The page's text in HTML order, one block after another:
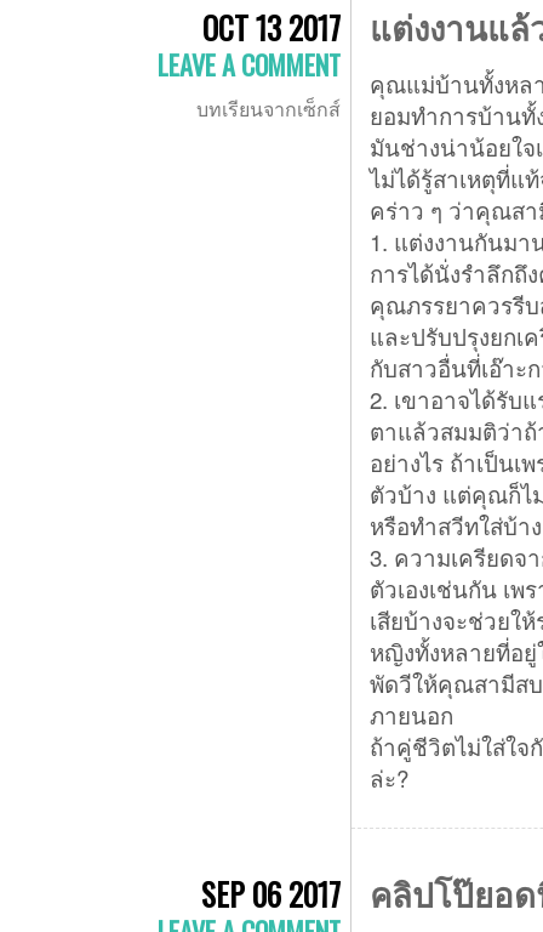
OCT 13 2017
LEAVE A COMMENT
บทเรียนจากเซ็กส์
แต่งงานแล้
คุณแม่บ้านทั้งหลา
ยอมทำการบ้านทั้
มันช่างน่าน้อยใจ
ไม่ได้รู้สาเหตุที่แ
คร่าว ๆ ว่าคุณส
1. แต่งงานกันม
การได้นั่งรำลึกถึ
คุณภรรยาควรรีบ
และปรับปรุงยกเ
กับสาวอื่นที่เอ๊าะ
2. เขาอาจได้รับ
ตาแล้วสมมติว่าถ้
อย่างไร ถ้าเป็นเ
ตัวบ้าง แต่คุณก็ไ
หรือทำสวีทใส่บ้า
3. ความเครียดจ
ตัวเองเช่นกัน เ
เสียบ้างจะช่วยใ
หญิงทั้งหลายที่อยู่
พัดวีให้คุณสามีสบ
ภายนอก
ถ้าคู่ชีวิตไม่ใส่ใ
ล่ะ?
SEP 06 2017 คลิปโป๊ยอ